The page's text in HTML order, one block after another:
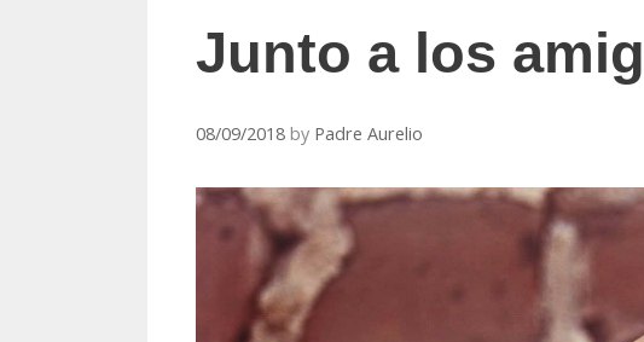
Junto a los
08/09/2018 by Padre Aurelio